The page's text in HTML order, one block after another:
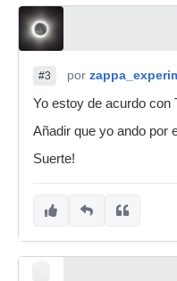
#3 por
Yo estoy de acurdo con
Añadir que yo ando por
Suerte!